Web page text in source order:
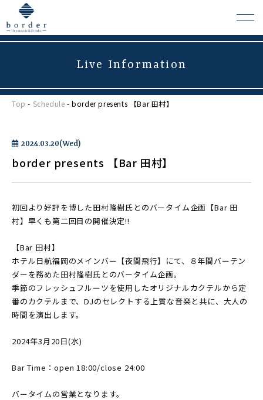
よくある質問
Live Information
Top - Schedule - border presents 【Bar 田村】
2024.03.20(Wed)
border presents 【Bar 田村】
初回より好評を博した田村隆樹氏とのバータイム企画【Bar 田
村】早くも第二回目の開催決定!!
【Bar 田村】
ホテル日航福岡のメインバー【夜間飛行】にて、８年間バーテン
ダーを務めた田村隆樹氏とのバータイム企画。
季節のフレッシュフルーツを使用したオリジナルカクテルから定
番のカクテルまで、DJのセレクトする上質な音楽と共に、大人の
時間を演出します。
2024年3月20日(水)
Bar Time：open 18:00/close 24:00
バータイムの営業となります。